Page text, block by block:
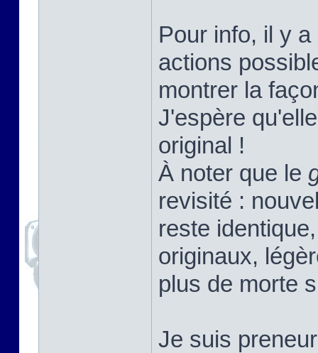
Pour info, il y
actions
montrer la
J'espère
original !
À noter que le
revisité :
reste
originaux,
plus de morte
Je suis